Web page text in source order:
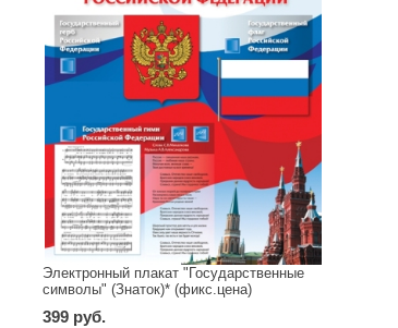
Электронный плакат "Государственные
символы" (Знаток)* (фикс.цена)
399 руб.